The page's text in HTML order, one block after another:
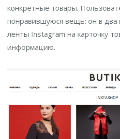
конкретные товары.
понравившуюся вещь: он в два
ленты Instagram на карточку
информацию.